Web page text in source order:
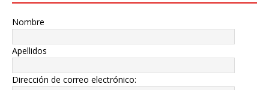
Nombre
Apellidos
Dirección de correo electrónico: